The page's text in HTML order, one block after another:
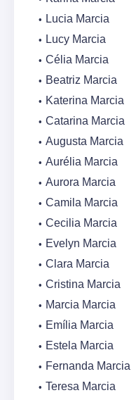
Lucia Marcia
Lucy Marcia
Célia Marcia
Beatriz Marcia
Katerina Marcia
Catarina Marcia
Augusta Marcia
Aurélia Marcia
Aurora Marcia
Camila Marcia
Cecilia Marcia
Evelyn Marcia
Clara Marcia
Cristina Marcia
Marcia Marcia
Emília Marcia
Estela Marcia
Fernanda Marcia
Teresa Marcia